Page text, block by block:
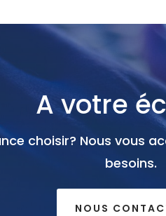
A votre
choisir? Nous vous
besoins.
NOUS